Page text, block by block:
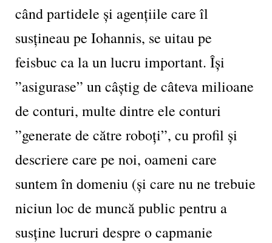
când partidele și agențiile care îl
susțineau pe Iohannis, se uitau pe
feisbuc ca la un lucru important. Își
”asigurase” un câștig de câteva milioane
de conturi, multe dintre ele conturi
”generate de către roboți”, cu profil și
descriere care pe noi, oameni care
suntem în domeniu (și care nu ne trebuie
niciun loc de muncă public pentru a
susține lucruri despre o capmanie